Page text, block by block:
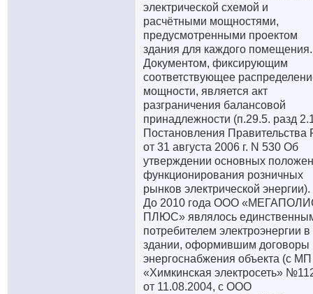
электрической схемой и
расчётными мощностями,
предусмотренными проектом
здания для каждого помещения.
Документом, фиксирующим
соответствующее
мощности, является акт
разграничения балансовой
принадлежности (п.29.5. разд
Постановления Правительства
от 31 августа 2006 г. N 530 Об
утверждении основных
функционирования розничных
рынков электрической энергии).
До 2010 года ООО
ПЛЮС» являлось
потребителем электроэнергии в
здании, оформившим договоры
энергоснабжения объекта (с МП
«Химкинская электросеть»
от 11.08.2004, с ООО